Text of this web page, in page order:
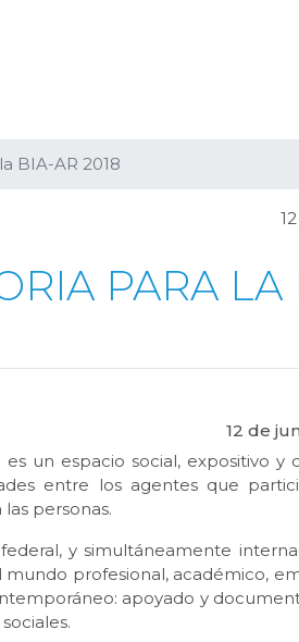
BIA-AR 2018
PARA LA
12 de
un espacio social, expositivo y
entre los agentes que
personas.
y simultáneamente
profesional, académico,
apoyado y